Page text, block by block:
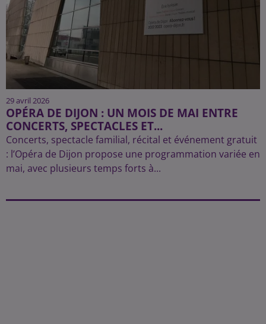
29 avril 2026
OPÉRA DE DIJON : UN MOIS DE MAI ENTRE
CONCERTS, SPECTACLES ET...
Concerts, spectacle familial, récital et événement gratuit
: l’Opéra de Dijon propose une programmation variée en
mai, avec plusieurs temps forts à...